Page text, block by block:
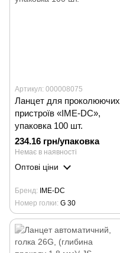
Артикул: 000008075
Ланцет для проколюючих
пристроїв «IME-DC»,
упаковка 100 шт.
234.16 грн/упаковка
Немає в наявності
Оптові ціни
Бренд
IME-DC
Номер голки G 30